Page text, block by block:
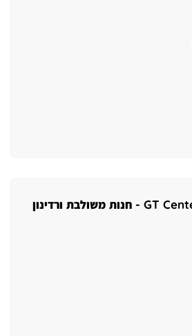
אופקים - מתחם GT Center - חנות משולבת ורדינון